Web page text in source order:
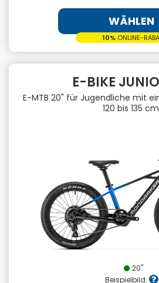
WÄHLEN
10%ONLINE-
E-BIKE
E-MTB 20" für Jugendliche mit
120 bis 135
20"
Beispielbild.